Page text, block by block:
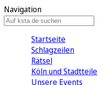
Navigation
Startseite
Schlagzeilen
Rätsel
Köln und Stadtteile
Unsere Events